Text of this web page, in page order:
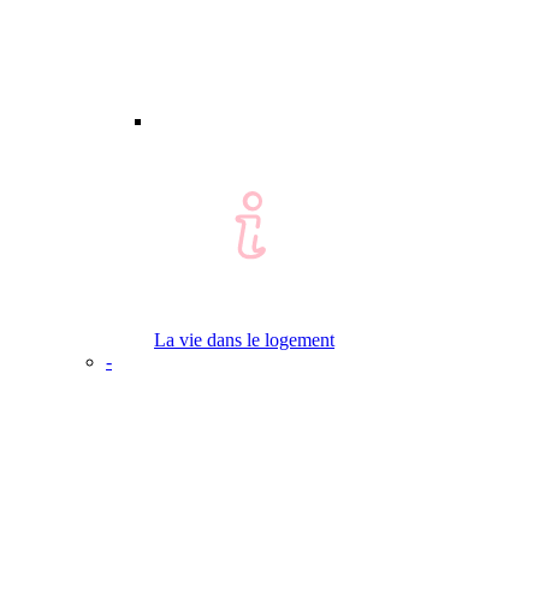
La vie dans le logement
-